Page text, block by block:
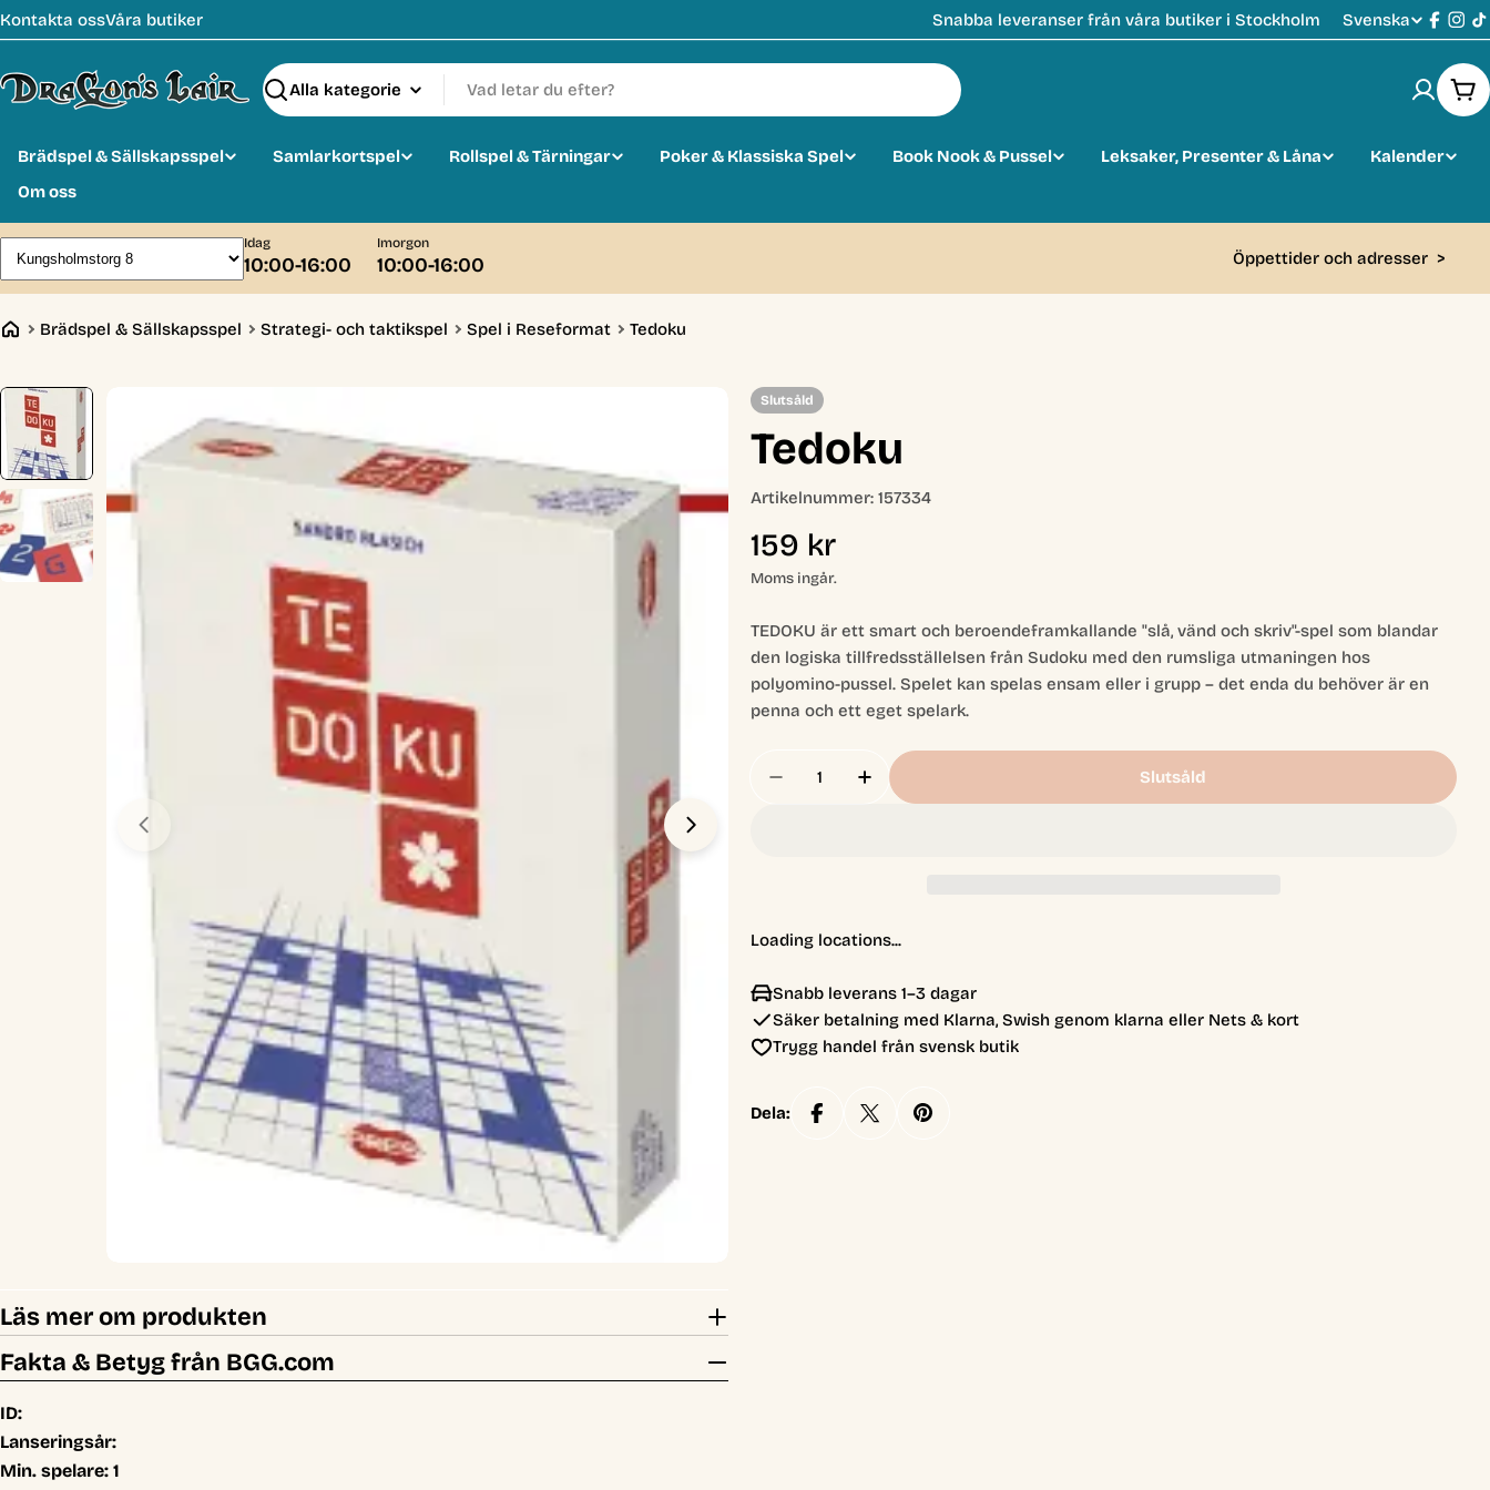
Hoppa
till
Kontakta ossVåra butiker Snabba leveranser från våra butiker i Stockholm
S
k
Svenska
Sök
Brädspel & Sällskapsspel Samlarkortspel Rollspel & Tärningar Poker & Klassiska Spel Book Nook & Pussel Leksaker, Presenter & Låna
Kalender
Om oss
Idag
10:00-16:00
Imorgon
10:00-16:00 Öppettider och adresser >
Brädspel & Sällskapsspel Strategi- och taktikspel Spel i Reseformat Tedoku
Öppna media 0 i modal
Läs mer om produkten
Fakta & Betyg från BGG.com
ID:
Lanseringsår:
Min. spelare: 1
Slutsåld
Tedoku
Artikelnummer: 157334
Ordinarie
pris
159 kr
Moms ingår.
TEDOKU är ett smart och beroendeframkallande "slå, vänd och skriv"-spel som blandar
den logiska tillfredsställelsen från Sudoku med den rumsliga utmaningen hos
polyomino-pussel. Spelet kan spelas ensam eller i grupp – det enda du behöver är en
penna och ett eget spelark.
Minska Antal För Tedoku
Öka Antal För Tedoku
Slutsåld
Loading locations...
Snabb leverans 1–3 dagar
Säker betalning med Klarna, Swish genom klarna eller Nets & kort
Trygg handel från svensk butik
Dela: